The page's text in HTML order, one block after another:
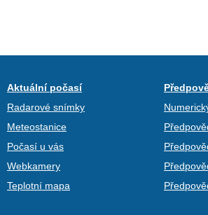
Aktuální počasí
Radarové snímky
Meteostanice
Počasí u vás
Webkamery
Teplotní mapa